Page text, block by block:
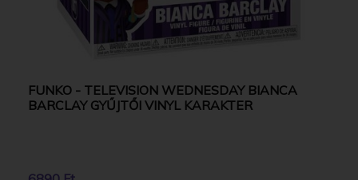
FUNKO - TELEVISION WEDNESDAY BIANCA
BARCLAY GYŰJTŐI VINYL KARAKTER